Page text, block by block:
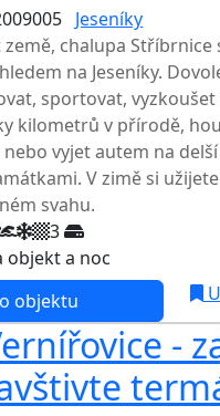
Jeseníky
chalupa Stříbrnice
na Jeseníky.
sportovat,
kilometrů v přírodě,
vyjet autem na
V zimě si
svahu.
3
objekt a noc
objektu
-